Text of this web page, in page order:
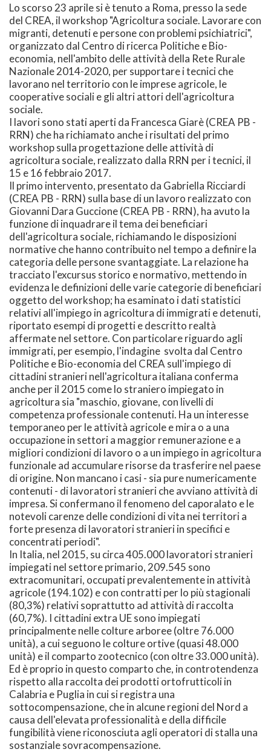
Lo scorso 23 aprile si è tenuto a Roma, presso la sede
del CREA, il workshop "Agricoltura sociale. Lavorare con
migranti, detenuti e persone con problemi psichiatrici",
organizzato dal Centro di ricerca Politiche e Bio-
economia, nell'ambito delle attività della Rete Rurale
Nazionale 2014-2020, per supportare i tecnici che
lavorano nel territorio con le imprese agricole, le
cooperative sociali e gli altri attori dell'agricoltura
sociale.
I lavori sono stati aperti da Francesca Giarè (CREA PB -
RRN) che ha richiamato anche i risultati del primo
workshop sulla progettazione delle attività di
agricoltura sociale, realizzato dalla RRN per i tecnici, il
15 e 16 febbraio 2017.
Il primo intervento, presentato da Gabriella Ricciardi
(CREA PB - RRN) sulla base di un lavoro realizzato con
Giovanni Dara Guccione (CREA PB - RRN), ha avuto la
funzione di inquadrare il tema dei beneficiari
dell'agricoltura sociale, richiamando le disposizioni
normative che hanno contribuito nel tempo a definire la
categoria delle persone svantaggiate. La relazione ha
tracciato l'excursus storico e normativo, mettendo in
evidenza le definizioni delle varie categorie di beneficiari
oggetto del workshop; ha esaminato i dati statistici
relativi all'impiego in agricoltura di immigrati e detenuti,
riportato esempi di progetti e descritto realtà
affermate nel settore. Con particolare riguardo agli
immigrati, per esempio, l'indagine svolta dal Centro
Politiche e Bio-economia del CREA sull'impiego di
cittadini stranieri nell'agricoltura italiana conferma
anche per il 2015 come lo straniero impiegato in
agricoltura sia "maschio, giovane, con livelli di
competenza professionale contenuti. Ha un interesse
temporaneo per le attività agricole e mira o a una
occupazione in settori a maggior remunerazione e a
migliori condizioni di lavoro o a un impiego in agricoltura
funzionale ad accumulare risorse da trasferire nel paese
di origine. Non mancano i casi - sia pure numericamente
contenuti - di lavoratori stranieri che avviano attività di
impresa. Si confermano il fenomeno del caporalato e le
notevoli carenze delle condizioni di vita nei territori a
forte presenza di lavoratori stranieri in specifici e
concentrati periodi".
In Italia, nel 2015, su circa 405.000 lavoratori stranieri
impiegati nel settore primario, 209.545 sono
extracomunitari, occupati prevalentemente in attività
agricole (194.102) e con contratti per lo più stagionali
(80,3%) relativi soprattutto ad attività di raccolta
(60,7%). I cittadini extra UE sono impiegati
principalmente nelle colture arboree (oltre 76.000
unità), a cui seguono le colture ortive (quasi 48.000
unità) e il comparto zootecnico (con oltre 33.000 unità).
Ed è proprio in questo comparto che, in controtendenza
rispetto alla raccolta dei prodotti ortofrutticoli in
Calabria e Puglia in cui si registra una
sottocompensazione, che in alcune regioni del Nord a
causa dell'elevata professionalità e della difficile
fungibilità viene riconosciuta agli operatori di stalla una
sostanziale sovracompensazione.